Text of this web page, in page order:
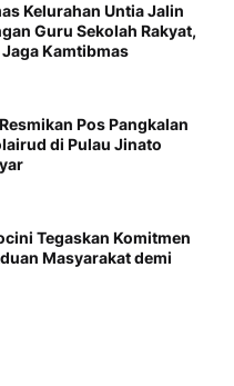
Kelurahan Untia Jalin
Guru Sekolah Rakyat,
Kamtibmas
Pos Pangkalan
di Pulau Jinato
Tegaskan Komitmen
Masyarakat demi